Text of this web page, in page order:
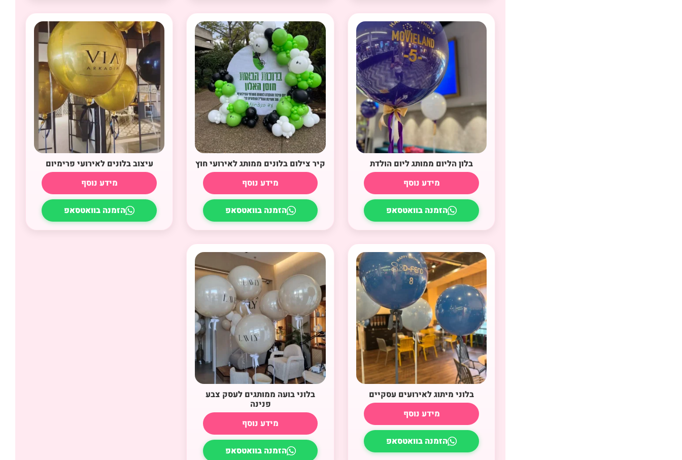
בלון הליום ממותג ליום הולדת
מידע נוסף
הזמנה בוואטסאפ
קיר צילום בלונים ממותג לאירועי חוץ
מידע נוסף
הזמנה בוואטסאפ
עיצוב בלונים לאירועי פרימיום
מידע נוסף
הזמנה בוואטסאפ
בלוני מיתוג לאירועים עסקיים
מידע נוסף
הזמנה בוואטסאפ
בלוני בועה ממותגים לעסק צבע
פנינה
מידע נוסף
הזמנה בוואטסאפ